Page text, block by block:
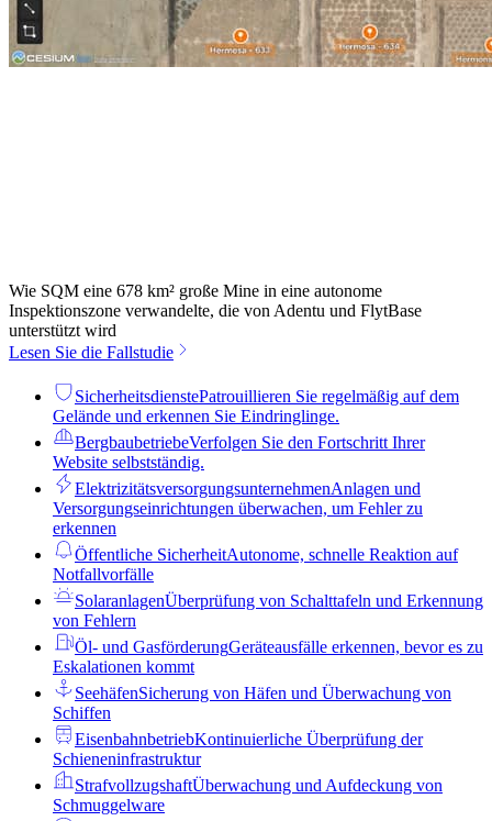
Wie SQM eine 678 km² große Mine in eine autonome
Inspektionszone verwandelte, die von Adentu und FlytBase
unterstützt wird
Lesen Sie die Fallstudie
SicherheitsdienstePatrouillieren Sie regelmäßig auf dem
Gelände und erkennen Sie Eindringlinge.
BergbaubetriebeVerfolgen Sie den Fortschritt Ihrer
Website selbstständig.
ElektrizitätsversorgungsunternehmenAnlagen und
Versorgungseinrichtungen überwachen, um Fehler zu
erkennen
Öffentliche SicherheitAutonome, schnelle Reaktion auf
Notfallvorfälle
SolaranlagenÜberprüfung von Schalttafeln und Erkennung
von Fehlern
Öl- und GasförderungGeräteausfälle erkennen, bevor es zu
Eskalationen kommt
SeehäfenSicherung von Häfen und Überwachung von
Schiffen
EisenbahnbetriebKontinuierliche Überprüfung der
Schieneninfrastruktur
StrafvollzugshaftÜberwachung und Aufdeckung von
Schmuggelware